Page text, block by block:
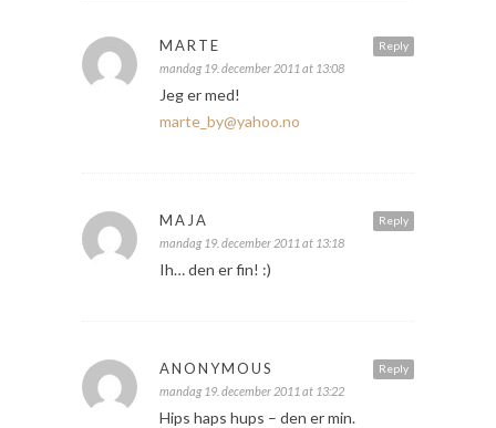
Reply
MARTE
mandag 19. december 2011 at 13:08
Jeg er med!
marte_by@yahoo.no
Reply
MAJA
mandag 19. december 2011 at 13:18
Ih… den er fin! :)
Reply
ANONYMOUS
mandag 19. december 2011 at 13:22
Hips haps hups – den er min.